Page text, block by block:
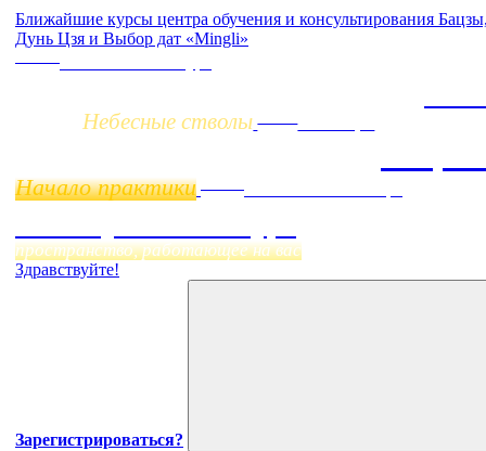
Ближайшие курсы центра обучения и консультирования
Дунь Цзя и Выбор дат «Mingli»
Небесные стволы 11 ноября
Начало практики
пространство, работающее на вас
Здравствуйте!
Зарегистрироваться?